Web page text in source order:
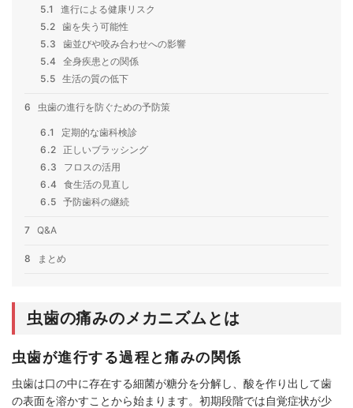
5.1
進行による健康リスク
5.2 歯を失う可能性
5.3
歯並びや咬み合わせへの影響
5.4
全身疾患との関係
5.5 生活の質の低下
6 虫歯の進行を防ぐための予防策
6.1
定期的な歯科検診
6.2 正しいブラッシング
6.3
フロスの活用
6.4
食生活の見直し
6.5 予防歯科の継続
7 Q&A
8 まとめ
虫歯の痛みのメカニズムとは
虫歯が進行する過程と痛みの関係
虫歯は口の中に存在する細菌が糖分を分解し、酸を作り出して歯
の表面を溶かすことから始まります。初期段階では自覚症状が少